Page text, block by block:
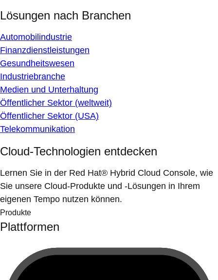
Lösungen nach Branchen
Automobilindustrie
Finanzdienstleistungen
Gesundheitswesen
Industriebranche
Medien und Unterhaltung
Öffentlicher Sektor (weltweit)
Öffentlicher Sektor (USA)
Telekommunikation
Cloud-Technologien entdecken
Lernen Sie in der Red Hat® Hybrid Cloud Console, wie
Sie unsere Cloud-Produkte und -Lösungen in Ihrem
eigenen Tempo nutzen können.
Produkte
Plattformen